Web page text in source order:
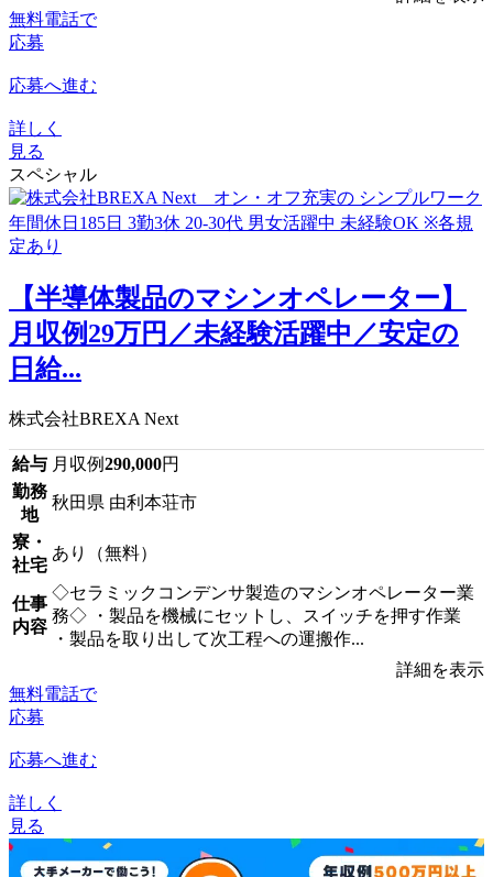
無料電話で
応募
応募へ進む
詳しく
見る
スペシャル
【半導体製品のマシンオペレーター】
月収例29万円／未経験活躍中／安定の
日給...
株式会社BREXA Next
給与 月収例290,000円
勤務
地
秋田県 由利本荘市
寮・
社宅
あり（無料）
仕事
内容
◇セラミックコンデンサ製造のマシンオペレーター業
務◇ ・製品を機械にセットし、スイッチを押す作業
・製品を取り出して次工程への運搬作...
詳細を表示
無料電話で
応募
応募へ進む
詳しく
見る